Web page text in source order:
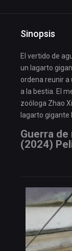
Sinopsis
El vertido de
un lagarto
ordena reunir a
a la bestia. El
zoóloga Zhao
lagarto gigante
Guerra
(2024)